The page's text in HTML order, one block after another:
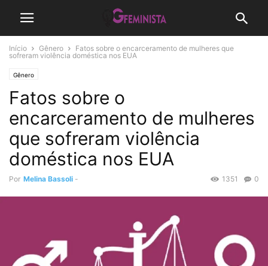
Início Gênero
Fatos sobre o encarceramento de mulheres que
sofreram violência doméstica nos EUA
Gênero
Fatos sobre o
encarceramento de mulheres
que sofreram violência
doméstica nos EUA
Por Melina Bassoli - 0
1351